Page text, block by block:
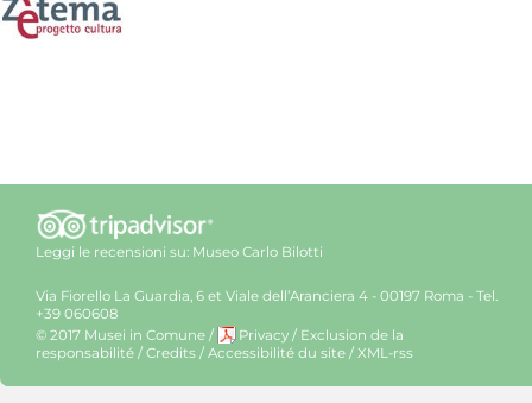
Leggi le recensioni su: Museo Carlo Bilotti
Via Fiorello La Guardia, 6 et Viale dell’Aranciera 4 - 00197 Roma - Tel.
+39 060608
© 2017 Musei in Comune / Privacy / Exclusion de la
responsabilité / Credits / Accessibilité du site / XML-rss